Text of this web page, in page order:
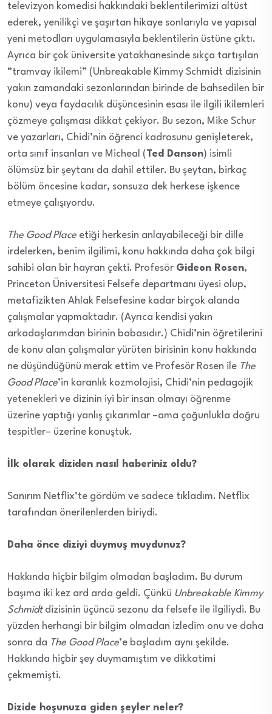
televizyon komedisi hakkındaki beklentilerimizi altüst
ederek, yenilikçi ve şaşırtan hikaye sonlarıyla ve yapısal
yeni metodları uygulamasıyla beklentilerin üstüne çıktı.
Ayrıca bir çok üniversite yatakhanesinde sıkça tartışılan
“tramvay ikilemi” (Unbreakable Kimmy Schmidt dizisinin
yakın zamandaki sezonlarından birinde de bahsedilen bir
konu) veya faydacılık düşüncesinin esası ile ilgili ikilemleri
çözmeye çalışması dikkat çekiyor. Bu sezon, Mike Schur
ve yazarları, Chidi’nin öğrenci kadrosunu genişleterek,
orta sınıf insanları ve Micheal (Ted Danson) isimli
ölümsüz bir şeytanı da dahil ettiler. Bu şeytan, birkaç
bölüm öncesine kadar, sonsuza dek herkese işkence
etmeye çalışıyordu.
The Good Place etiği herkesin anlayabileceği bir dille
irdelerken, benim ilgilimi, konu hakkında daha çok bilgi
sahibi olan bir hayran çekti. Profesör Gideon Rosen,
Princeton Üniversitesi Felsefe departmanı üyesi olup,
metafizikten Ahlak Felsefesine kadar birçok alanda
çalışmalar yapmaktadır. (Ayrıca kendisi yakın
arkadaşlarımdan birinin babasıdır.) Chidi’nin öğretilerini
de konu alan çalışmalar yürüten birisinin konu hakkında
ne düşündüğünü merak ettim ve Profesör Rosen ile The
Good Place’in karanlık kozmolojisi, Chidi’nin pedagojik
yetenekleri ve dizinin iyi bir insan olmayı öğrenme
üzerine yaptığı yanlış çıkarımlar –ama çoğunlukla doğru
tespitler– üzerine konuştuk.
İlk olarak diziden nasıl haberiniz oldu?
Sanırım Netflix’te gördüm ve sadece tıkladım. Netflix
tarafından önerilenlerden biriydi.
Daha önce diziyi duymuş muydunuz?
Hakkında hiçbir bilgim olmadan başladım. Bu durum
başıma iki kez ard arda geldi. Çünkü Unbreakable Kimmy
Schmidtdizisinin üçüncü sezonu da felsefe ile ilgiliydi. Bu
yüzden herhangi bir bilgim olmadan izledim onu ve daha
sonra da The Good Place’e başladım aynı şekilde.
Hakkında hiçbir şey duymamıştım ve dikkatimi
çekmemişti.
Dizide hoşunuza giden şeyler neler?